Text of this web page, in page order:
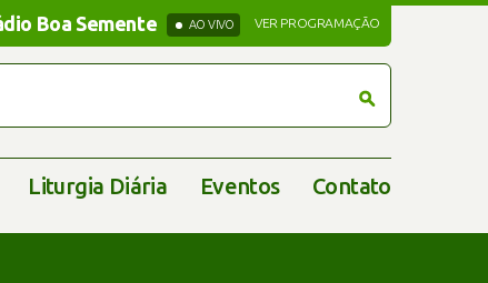
Boa Semente
Boa Semente AO VIVO VER PROGRAMAÇÃO
Liturgia Diária Eventos Contato